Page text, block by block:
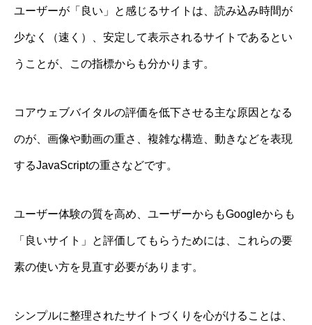
ユーザーが「良い」と感じるサイトは、読み込み時間が
少なく（速く）、安定して表示されるサイトであるとい
うことが、この指標からも分かります。
コアウェブバイタルの評価を低下させる主な原因となる
のが、画像や動画の重さ、複雑な構造、動きなどを表現
するJavaScriptの重さなどです。
ユーザー体験の質を高め、ユーザーからもGoogleからも
「良いサイト」と評価してもらうためには、これらの要
素の使い方を見直す必要があります。
シンプルに整理されたサイトづくりを心がけることは、